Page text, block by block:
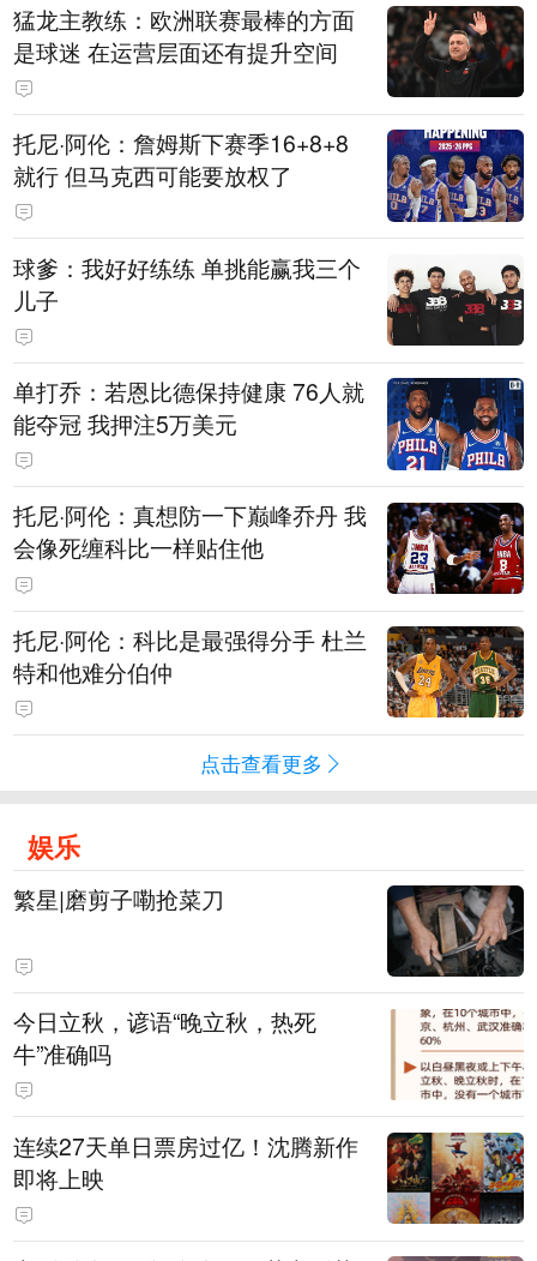
猛龙主教练：欧洲联赛最棒的方面
是球迷 在运营层面还有提升空间
托尼·阿伦：詹姆斯下赛季16+8+8
就行 但马克西可能要放权了
球爹：我好好练练 单挑能赢我三个
儿子
单打乔：若恩比德保持健康 76人就
能夺冠 我押注5万美元
托尼·阿伦：真想防一下巅峰乔丹 我
会像死缠科比一样贴住他
托尼·阿伦：科比是最强得分手 杜兰
特和他难分伯仲
点击查看更多
娱乐
繁星|磨剪子嘞抢菜刀
今日立秋，谚语“晚立秋，热死
牛”准确吗
连续27天单日票房过亿！沈腾新作
即将上映